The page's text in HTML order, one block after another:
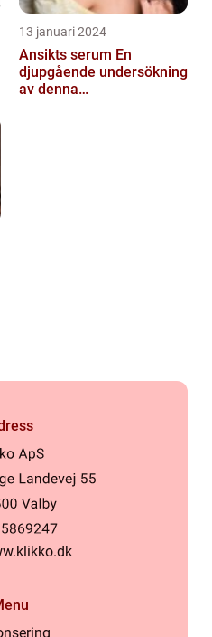
13 januari 2024
Ansikts serum En
djupgående undersökning
av denna